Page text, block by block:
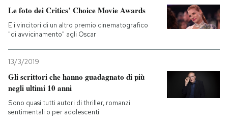
Le foto dei Critics’ Choice Movie Awards
E i vincitori di un altro premio cinematografico
"di avvicinamento" agli Oscar
13/3/2019
Gli scrittori che hanno guadagnato di più
negli ultimi 10 anni
Sono quasi tutti autori di thriller, romanzi
sentimentali o per adolescenti